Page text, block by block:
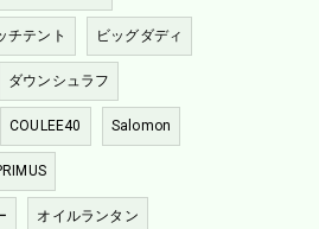
チテント ビッグダディ
ダウンシュラフ
COULEE40 Salomon
オイルランタン